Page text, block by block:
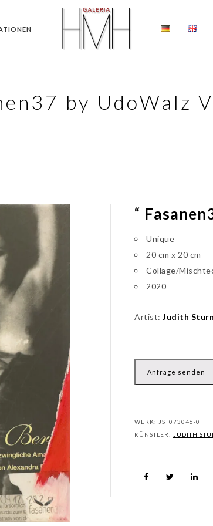
by UdoWalz
“
Unique
20 cm x 20 cm
Collage/
2020
Artist: Judith
Anfrage senden
WERK: JST073046-0
KÜNSTLER: JUDITH